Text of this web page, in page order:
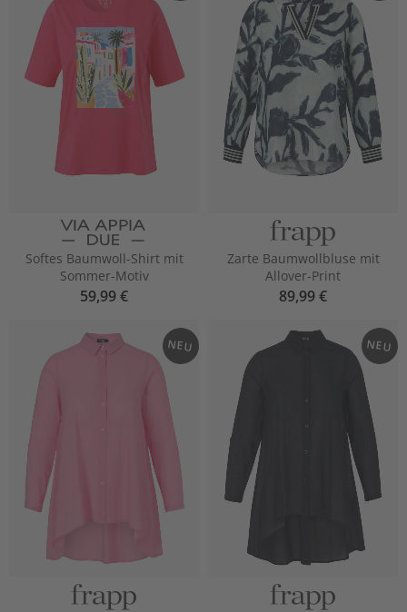
Softes Baumwoll-Shirt mit
Sommer-Motiv
59,99 €
Zarte Baumwollbluse mit
Allover-Print
89,99 €
NEU NEU